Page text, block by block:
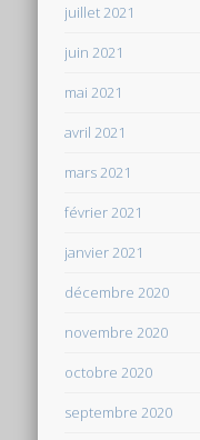
juillet 2021
juin 2021
mai 2021
avril 2021
mars 2021
février 2021
janvier 2021
décembre 2020
novembre 2020
octobre 2020
septembre 2020